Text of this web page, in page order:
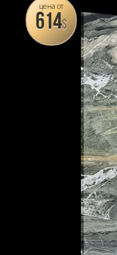
цена от
614$